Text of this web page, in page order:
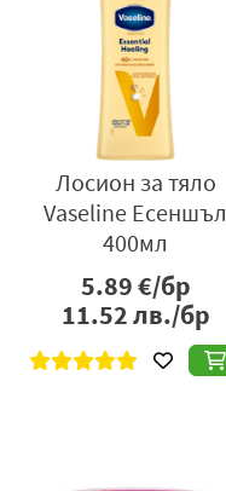
Лосион за тяло
Vaseline Есеншъл
400мл
5.89€/бр
11.52лв./бр